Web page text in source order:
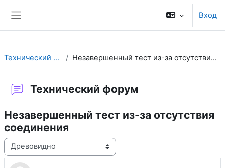
Вход
Технический форум Незавершенный тест из-за отсутствия соединения
Технический форум
Незавершенный тест из-за отсутствия
соединения
Режим отображения